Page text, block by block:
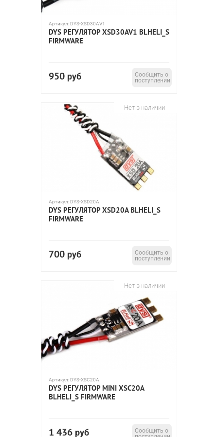
Артикул: DYS-XSD30AV1
DYS РЕГУЛЯТОР XSD30AV1 BLHELI_S
FIRMWARE
950 руб
Сообщить о
поступлении
Нет в наличии
Артикул: DYS-XSD20A
DYS РЕГУЛЯТОР XSD20A BLHELI_S
FIRMWARE
700 руб
Сообщить о
поступлении
Нет в наличии
Артикул: DYS-XSC20A
DYS РЕГУЛЯТОР MINI XSC20A
BLHELI_S FIRMWARE
1 436 руб
Сообщить о